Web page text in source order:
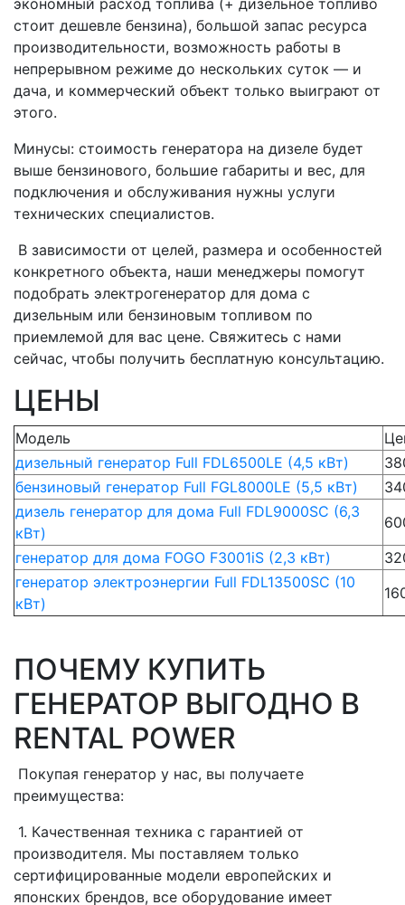
стоит дешевле бензина), большой запас ресурса
производительности, возможность работы в
непрерывном режиме до нескольких суток — и
дача, и коммерческий объект только выиграют от
этого.
Минусы: стоимость генератора на дизеле будет
выше бензинового, большие габариты и вес, для
подключения и обслуживания нужны услуги
технических специалистов.
В зависимости от целей, размера и особенностей
конкретного объекта, наши менеджеры помогут
подобрать электрогенератор для дома с
дизельным или бензиновым топливом по
приемлемой для вас цене. Свяжитесь с нами
сейчас, чтобы получить бесплатную консультацию.
ЦЕНЫ
Модель
дизельный генератор Full FDL6500LE (4,5 кВт)
бензиновый генератор Full FGL8000LE (5,5 кВт)
дизель генератор для дома Full FDL9000SC (6,3
кВт)
генератор для дома FOGO F3001iS (2,3 кВт)
генератор электроэнергии Full FDL13500SC (10
кВт)
ПОЧЕМУ КУПИТЬ
ГЕНЕРАТОР ВЫГОДНО В
RENTAL POWER
Покупая генератор у нас, вы получаете
преимущества:
1. Качественная техника с гарантией от
производителя. Мы поставляем только
сертифицированные модели европейских и
японских брендов, все оборудование имеет